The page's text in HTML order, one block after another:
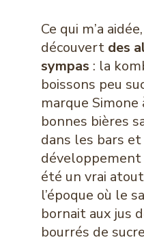
Ce qui m’a
découvert des
sympas : la
boissons peu
marque Simone
bonnes bières
dans les bars
développement
été un vrai
l’époque où le
bornait aux jus
bourrés de